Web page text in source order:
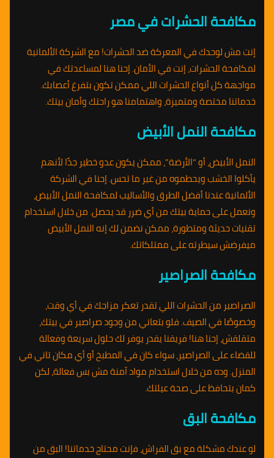
مكافحة الحشرات في مصر
إنت مش لوحدك في المعركة ضد الحشرات! مع الشركة الألمانية
لمكافحة الحشرات، إنت في الأمان. إحنا هنا لمساعدتك في
مواجهة كل أنواع الحشرات اللي ممكن تكون بتفرغ أعصابك.
خدماتنا مختصة ومتميزة، واهتمامنا هو راحتك وأمان بيتك.
مكافحة النمل الأبيض
النمل الأبيض، أو “الأرضة”، ممكن يكون عدو خطير جدًا لأنهم
يأكلوا الخشب ويحطموه من غير ما تحس. إحنا في الشركة
الألمانية عندنا أفضل الطرق والأساليب لمكافحة النمل الأبيض،
ونعمل على حماية بيتك من أي ضرر قد يحصل. من خلال استخدام
تقنيات حديثة ومتطورة، ممكن نضمن لك إنه النمل الأبيض
ميفرضش سيطرته على ممتلكاتك.
مكافحة الصراصير
الصراصير من الحشرات اللي تقدر تعكر مزاجك في أي وقت،
وخصوصًا في الصيف. فلو بتعاني من وجود صراصير في بيتك،
متقلقش، إحنا هنا! فريقنا يقدر يوفر لك حلول سريعة وفعالة
للقضاء على الصراصير، سواء كان في المطبخ أو أي مكان تاني في
المنزل. وده من خلال استخدام مواد آمنة مش بس فعالة، لكن
كمان بتحافظ على صحة عيلتك.
مكافحة البق
لو عندك مشكلة مع بق الفراش، فإنت محتاج خدماتنا! البق من